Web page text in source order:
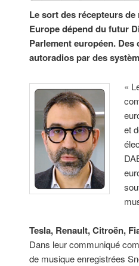
Le sort des récepteurs
Europe dépend du futur
Parlement européen.
autoradios par des
«
et
Tesla, Renault, Citroën,
Dans leur communiqué
de musique enregistrées